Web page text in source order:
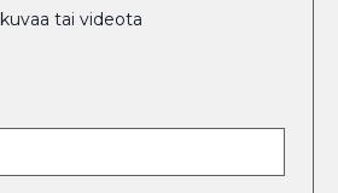
tai videota